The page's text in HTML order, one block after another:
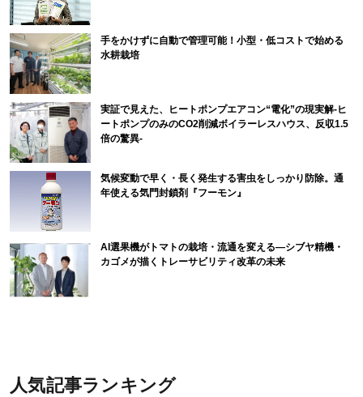
手をかけずに自動で管理可能！小型・低コストで始める
水耕栽培
実証で見えた、ヒートポンプエアコン“電化”の現実解-ヒ
ートポンプのみのCO2削減ボイラーレスハウス、反収1.5
倍の驚異-
気候変動で早く・長く発生する害虫をしっかり防除。通
年使える気門封鎖剤『フーモン』
AI選果機がトマトの栽培・流通を変える―シブヤ精機・
カゴメが描くトレーサビリティ改革の未来
人気記事ランキング